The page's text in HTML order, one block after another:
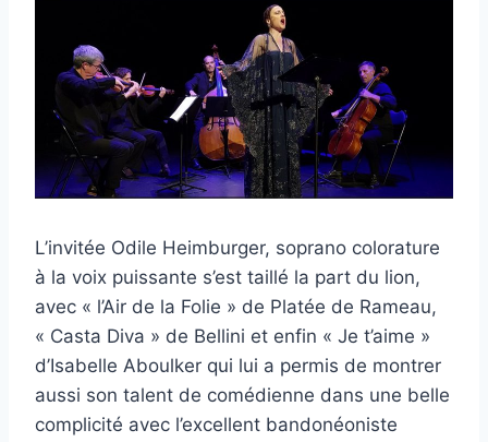
L’invitée Odile Heimburger, soprano colorature
à la voix puissante s’est taillé la part du lion,
avec « l’Air de la Folie » de Platée de Rameau,
« Casta Diva » de Bellini et enfin « Je t’aime »
d’Isabelle Aboulker qui lui a permis de montrer
aussi son talent de comédienne dans une belle
complicité avec l’excellent bandonéoniste